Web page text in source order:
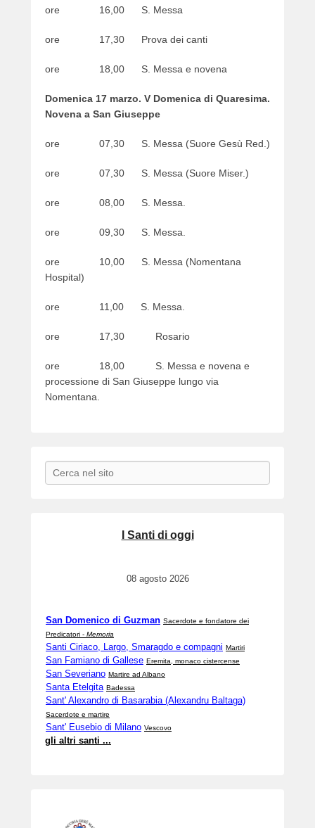
ore 16,00 S. Messa
ore 17,30 Prova dei canti
ore 18,00 S. Messa e novena
Domenica 17 marzo. V Domenica di Quaresima.
Novena a San Giuseppe
ore 07,30 S. Messa (Suore Gesù Red.)
ore 07,30 S. Messa (Suore Miser.)
ore 08,00 S. Messa.
ore 09,30 S. Messa.
ore 10,00 S. Messa (Nomentana
Hospital)
ore 11,00 S. Messa.
ore 17,30 Rosario
ore 18,00 S. Messa e novena e
processione di San Giuseppe lungo via
Nomentana.
Search
I Santi di oggi
08 agosto 2026
San Domenico di Guzman Sacerdote e fondatore dei
Predicatori - Memoria
Santi Ciriaco, Largo, Smaragdo e compagni Martiri
San Famiano di Gallese Eremita, monaco cistercense
San Severiano Martire ad Albano
Santa Etelgita Badessa
Sant' Alexandro di Basarabia (Alexandru Baltaga)
Sacerdote e martire
Sant' Eusebio di Milano Vescovo
gli altri santi ...